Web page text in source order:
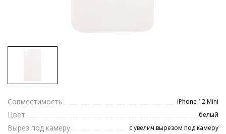
Совместимость iPhone 12 Mini
Цвет белый
Вырез под камеру с увелич.вырезом под камеру